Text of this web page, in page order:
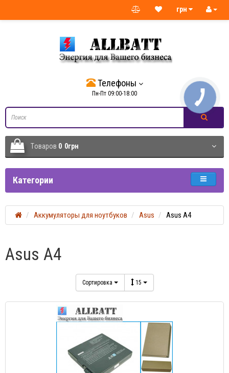
грн
Телефоны
Пн-Пт 09:00-18:00
Tоваров 0 0грн
Категории
Аккумуляторы для ноутбуков Asus Asus A4
Asus A4
Сортировка 15